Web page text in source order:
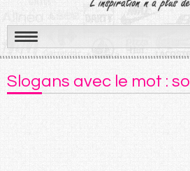
Aller
au
contenu
Slogans avec le mot :